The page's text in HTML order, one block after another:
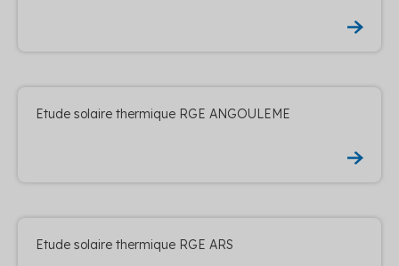
Etude solaire thermique RGE ANGOULEME
Etude solaire thermique RGE ARS